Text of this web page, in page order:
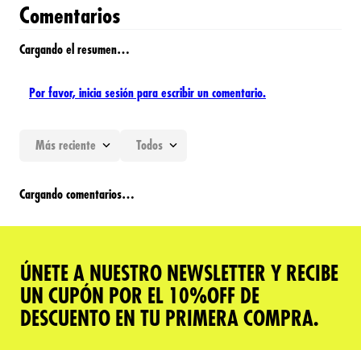
Comentarios
Cargando el resumen…
Por favor, inicia sesión para escribir un comentario.
Más reciente Todos
Cargando comentarios…
ÚNETE A NUESTRO NEWSLETTER Y RECIBE
UN CUPÓN POR EL 10%OFF DE
DESCUENTO EN TU PRIMERA COMPRA.